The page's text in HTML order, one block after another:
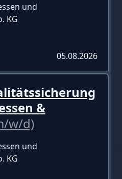
und
KG
05.08.2026
&
w/d)
und
KG